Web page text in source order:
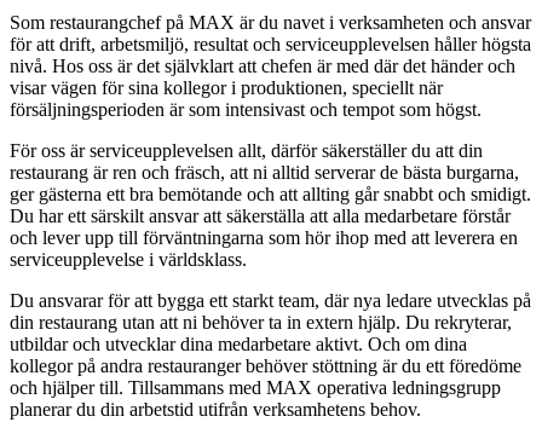
Som restaurangchef på MAX är du navet i verksamheten och ansvar
för att drift, arbetsmiljö, resultat och serviceupplevelsen håller högsta
nivå. Hos oss är det självklart att chefen är med där det händer och
visar vägen för sina kollegor i produktionen, speciellt när
försäljningsperioden är som intensivast och tempot som högst.
För oss är serviceupplevelsen allt, därför säkerställer du att din
restaurang är ren och fräsch, att ni alltid serverar de bästa burgarna,
ger gästerna ett bra bemötande och att allting går snabbt och smidigt.
Du har ett särskilt ansvar att säkerställa att alla medarbetare förstår
och lever upp till förväntningarna som hör ihop med att leverera en
serviceupplevelse i världsklass.
Du ansvarar för att bygga ett starkt team, där nya ledare utvecklas på
din restaurang utan att ni behöver ta in extern hjälp. Du rekryterar,
utbildar och utvecklar dina medarbetare aktivt. Och om dina
kollegor på andra restauranger behöver stöttning är du ett föredöme
och hjälper till. Tillsammans med MAX operativa ledningsgrupp
planerar du din arbetstid utifrån verksamhetens behov.